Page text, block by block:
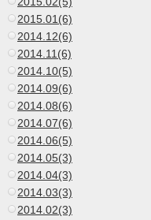
2015.01(6)
2014.12(6)
2014.11(6)
2014.10(5)
2014.09(6)
2014.08(6)
2014.07(6)
2014.06(5)
2014.05(3)
2014.04(3)
2014.03(3)
2014.02(3)